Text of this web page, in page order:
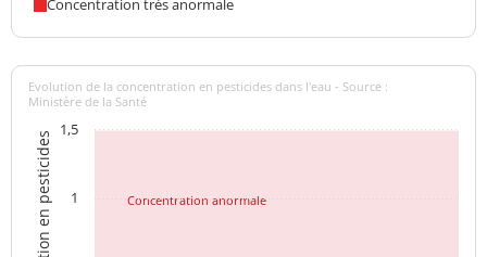
Concentration très anormale
Concentration anormale
Evolution de la concentration en pesticides dans l'eau - Source :
Ministère de la Santé
1
1,5